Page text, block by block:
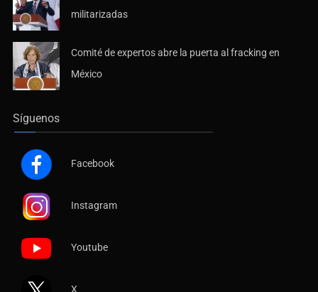
militarizadas
Comité de expertos abre la puerta al fracking en
México
Síguenos
Facebook
Instagram
Youtube
X